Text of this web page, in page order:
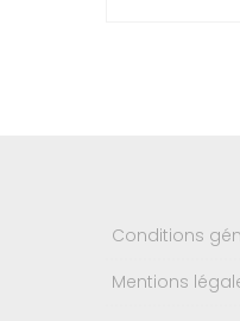
Conditions
Mentions